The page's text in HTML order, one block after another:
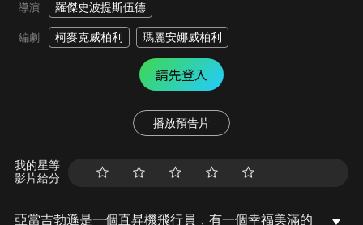
導演 羅傑史波提斯伍德
編劇 柯麥克威柏利 瑪麗安娜威柏利
請先登入
播放預告片
我的星等
影片給分
亞當吉勃遜是一個直昇機飛行員，有一個幸福美滿的